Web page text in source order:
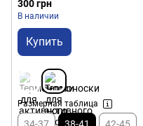
300 грн
В наличии
Купить
Размерная таблица